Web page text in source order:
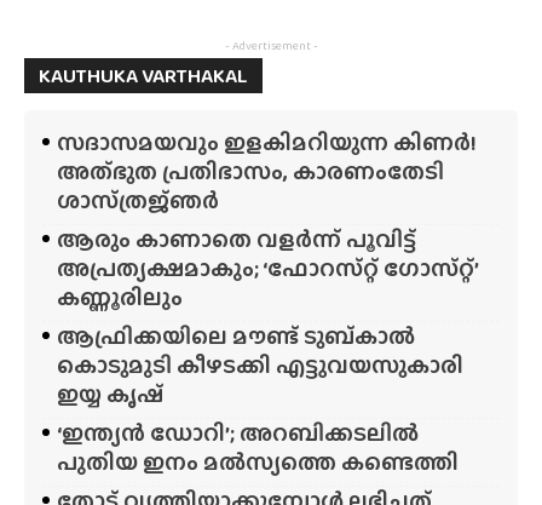
- Advertisement -
KAUTHUKA VARTHAKAL
സദാസമയവും ഇളകിമറിയുന്ന കിണർ!
അത്‌ഭുത പ്രതിഭാസം, കാരണംതേടി
ശാസ്‌ത്രജ്‌ഞർ
ആരും കാണാതെ വളർന്ന് പൂവിട്ട്
അപ്രത്യക്ഷമാകും; ‘ഫോറസ്‌റ്റ്‌ ഗോസ്‌റ്റ്’
കണ്ണൂരിലും
ആഫ്രിക്കയിലെ മൗണ്ട് ടുബ്‌കാൽ
കൊടുമുടി കീഴടക്കി എട്ടുവയസുകാരി
ഇയ്യ കൃഷ്
‘ഇന്ത്യൻ ഡോറി’; അറബിക്കടലിൽ
പുതിയ ഇനം മൽസ്യത്തെ കണ്ടെത്തി